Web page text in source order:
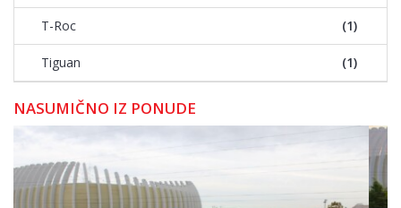
T-Roc (1)
Tiguan (1)
NASUMIČNO IZ PONUDE